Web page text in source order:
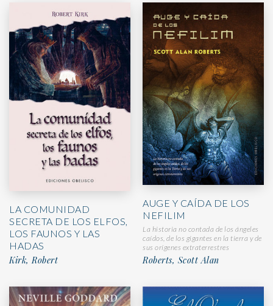
LA COMUNIDAD
SECRETA DE LOS ELFOS,
LOS FAUNOS Y LAS
HADAS
Kirk, Robert
AUGE Y CAÍDA DE LOS
NEFILIM
La historia no contada de los ángeles
caídos, de los gigantes en la tierra y de
sus orígenes extraterrestres
Roberts, Scott Alan